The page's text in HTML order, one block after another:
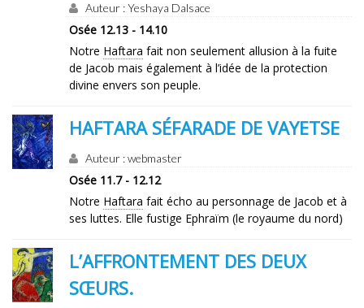
Auteur : Yeshaya Dalsace
Osée 12.13 - 14.10
Notre Haftara fait non seulement allusion à la fuite
de Jacob mais également à l’idée de la protection
divine envers son peuple.
HAFTARA SÉFARADE DE VAYETSE
Auteur : webmaster
Osée 11.7 - 12.12
Notre Haftara fait écho au personnage de Jacob et à
ses luttes. Elle fustige Ephraïm (le royaume du nord)
L’AFFRONTEMENT DES DEUX
SŒURS.